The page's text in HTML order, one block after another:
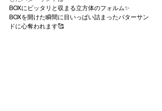
BOXにピッタリと収まる立方体のフォルム✨
BOXを開けた瞬間に目いっぱい詰まったバターサン
ドに心奪われます🥰